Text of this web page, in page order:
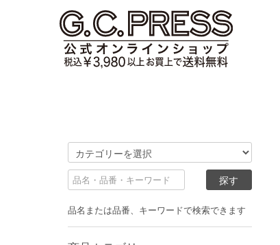
品名または品番、キーワードで検索できます